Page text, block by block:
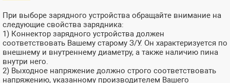
При выборе зарядного устройства обращайте внимание на
следующие свойства зарядника:
1) Коннектор зарядного устройства должен
соответствовать Вашему старому З/У. Он характеризуется по
внешнему и внутреннему диаметру, а также наличию пина
внутри него.
2) Выходное напряжение должно строго соответствовать
напряжению, указанному производителем Вашего